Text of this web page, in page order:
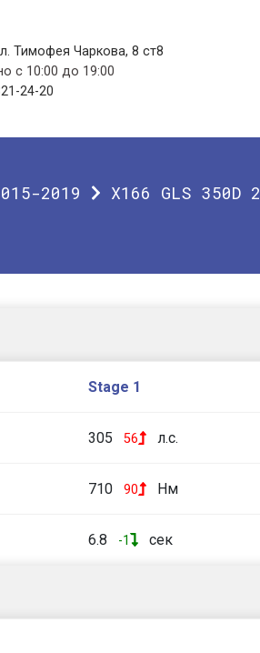
Тимофея Чаркова, 8 ст8
с 10:00 до 19:00
24-20
2019 X166 GLS 350D
Stage 1
305 56 л.с.
710 90 Нм
6.8 -1 сек